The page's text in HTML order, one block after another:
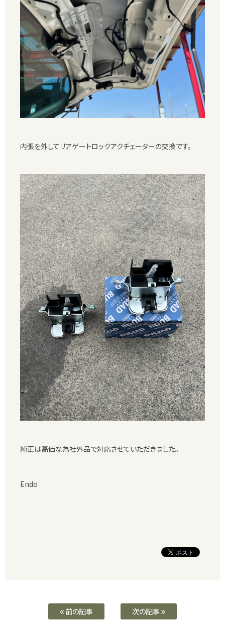
内張を外してリアゲートロックアクチェーターの交換です。
純正は高価な為社外品で対応させていただきました。
Endo
前の記事 次の記事